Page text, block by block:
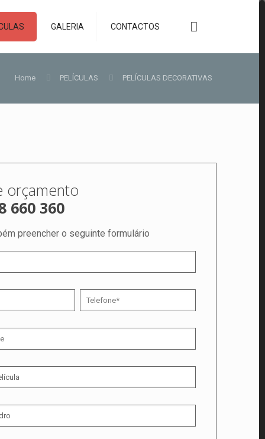
GALERIA CONTACTOS
Home PELÍCULAS PELÍCULAS DECORATIVAS
orçamento
660 360
preencher o seguinte formulário